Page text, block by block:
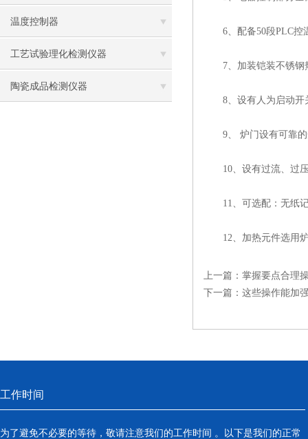
温度控制器
工艺试验理化检测仪器
陶瓷成品检测仪器
6、配备50段PLC控
7、加装铠装不锈钢
8、设有人为启动开
9、 炉门设有可靠的
10、设有过流、过压
11、可选配：无纸记
12、加热元件选用炉
上一篇： 掌握要点合理
下一篇： 这些操作能加
工作时间
为了避免不必要的等待，敬请注意我们的工作时间 。以下是我们的正常